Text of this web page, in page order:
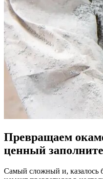
Превращаем
ценный
Самый сложный и, казалось